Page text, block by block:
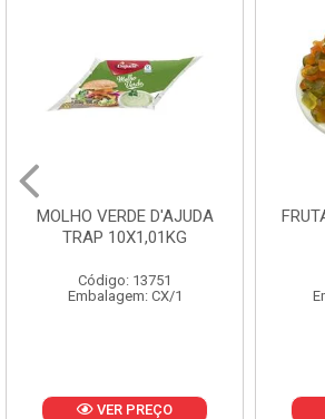
D'AJUDA
FRUTAS CRISTALIZADAS
Embalagem: KG/10
VER PREÇO